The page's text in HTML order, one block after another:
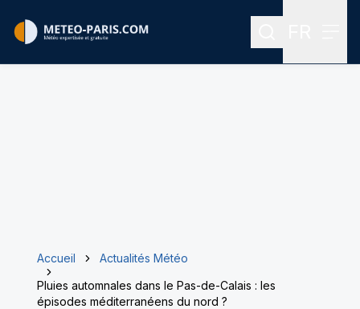
Rechercher
Accueil
Actualités Météo
Pluies automnales dans le Pas-de-Calais : les
épisodes méditerranéens du nord ?